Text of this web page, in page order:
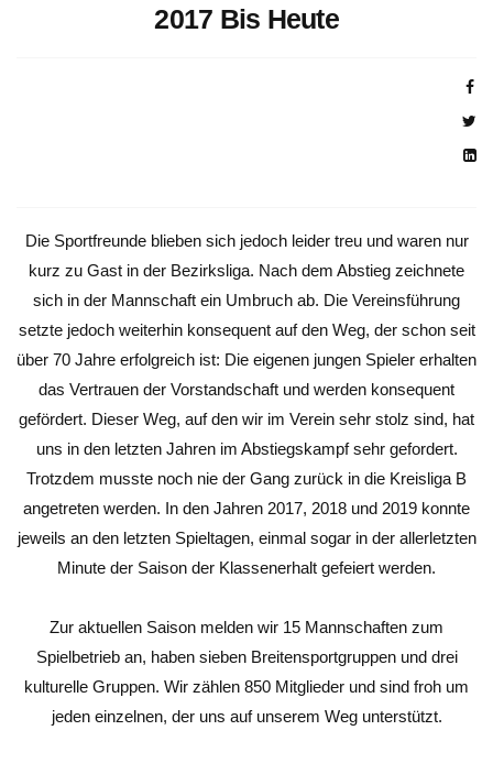
2017 Bis Heute
Die Sportfreunde blieben sich jedoch leider treu und waren nur
kurz zu Gast in der Bezirksliga. Nach dem Abstieg zeichnete
sich in der Mannschaft ein Umbruch ab. Die Vereinsführung
setzte jedoch weiterhin konsequent auf den Weg, der schon seit
über 70 Jahre erfolgreich ist: Die eigenen jungen Spieler erhalten
das Vertrauen der Vorstandschaft und werden konsequent
gefördert. Dieser Weg, auf den wir im Verein sehr stolz sind, hat
uns in den letzten Jahren im Abstiegskampf sehr gefordert.
Trotzdem musste noch nie der Gang zurück in die Kreisliga B
angetreten werden. In den Jahren 2017, 2018 und 2019 konnte
jeweils an den letzten Spieltagen, einmal sogar in der allerletzten
Minute der Saison der Klassenerhalt gefeiert werden.
Zur aktuellen Saison melden wir 15 Mannschaften zum
Spielbetrieb an, haben sieben Breitensportgruppen und drei
kulturelle Gruppen. Wir zählen 850 Mitglieder und sind froh um
jeden einzelnen, der uns auf unserem Weg unterstützt.